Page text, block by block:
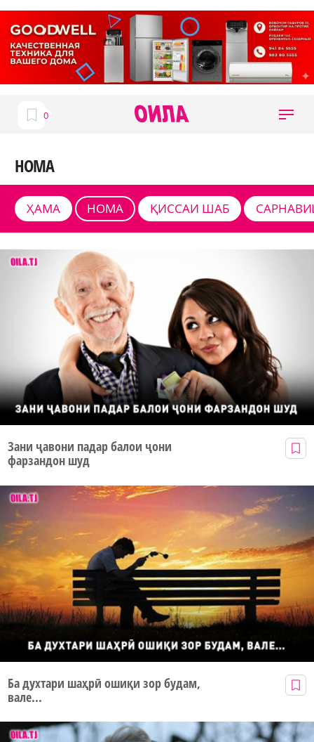
НОМА
ҲАМА НОМА ҚИССАИ ШАБ
Зани ҷавони падар балои ҷони
фарзандон шуд
Ба духтари шаҳрӣ ошиқи зор будам,
вале...